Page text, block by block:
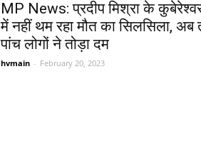
MP News: प्रदीप मिश्रा के
में नहीं थम रहा मौत का सिलसिला,
पांच लोगों ने तोड़ा दम
hvmain - February 20, 2023